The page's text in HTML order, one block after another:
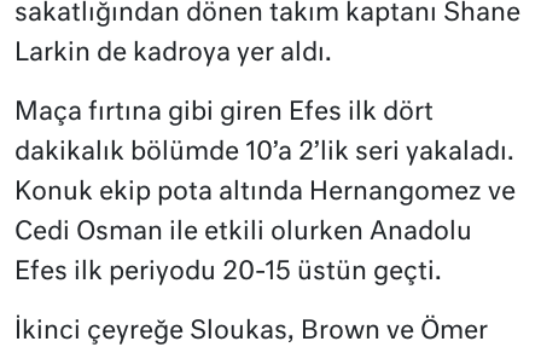
sakatlığından dönen takım kaptanı Shane
Larkin de kadroya yer aldı.
Maça fırtına gibi giren Efes ilk dört
dakikalık bölümde 10’a 2’lik seri yakaladı.
Konuk ekip pota altında Hernangomez ve
Cedi Osman ile etkili olurken Anadolu
Efes ilk periyodu 20-15 üstün geçti.
İkinci çeyreğe Sloukas, Brown ve Ömer